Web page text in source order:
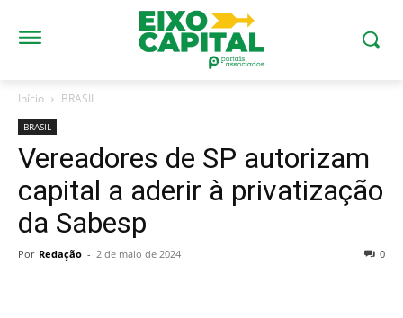
Início BRASIL
BRASIL
Vereadores de SP autorizam
capital a aderir à privatização
da Sabesp
Por Redação - 2 de maio de 2024 0